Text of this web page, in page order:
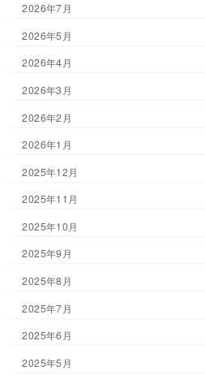
2026年7月
2026年5月
2026年4月
2026年3月
2026年2月
2026年1月
2025年12月
2025年11月
2025年10月
2025年9月
2025年8月
2025年7月
2025年6月
2025年5月